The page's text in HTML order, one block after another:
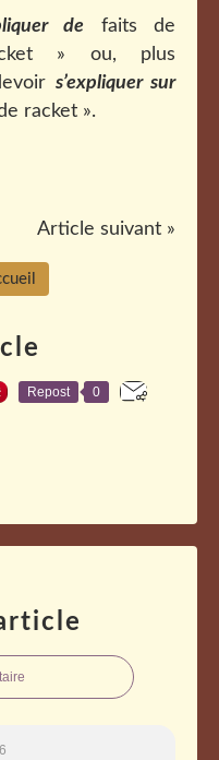
de faits de
» ou, plus
s’expliquer sur
racket ».
Article suivant »
Repost 0